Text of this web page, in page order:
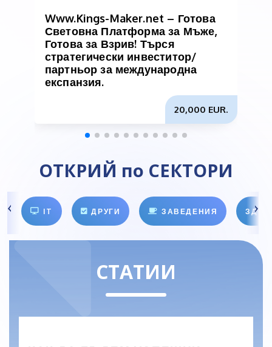
Www.Kings-Maker.net – Готова
Световна Платформа за Мъже,
Готова за Взрив! Търся
стратегически инвеститор/
партньор за международна
експанзия.
20,000 EUR.
ОТКРИЙ по СЕКТОРИ
IT ДРУГИ ЗАВЕДЕНИЯ
СТАТИИ